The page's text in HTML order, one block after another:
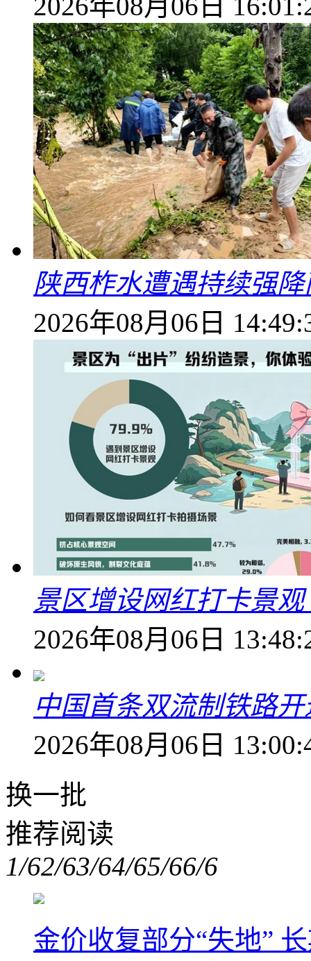
陕西柞水遭遇持续强
2026年08月06日
景区增设网红打卡景
2026年08月06日
中国首条双流制铁路
2026年08月06日
换一批
推荐阅读
1/62/63/64/65/66/6
金价收复部分“失地”